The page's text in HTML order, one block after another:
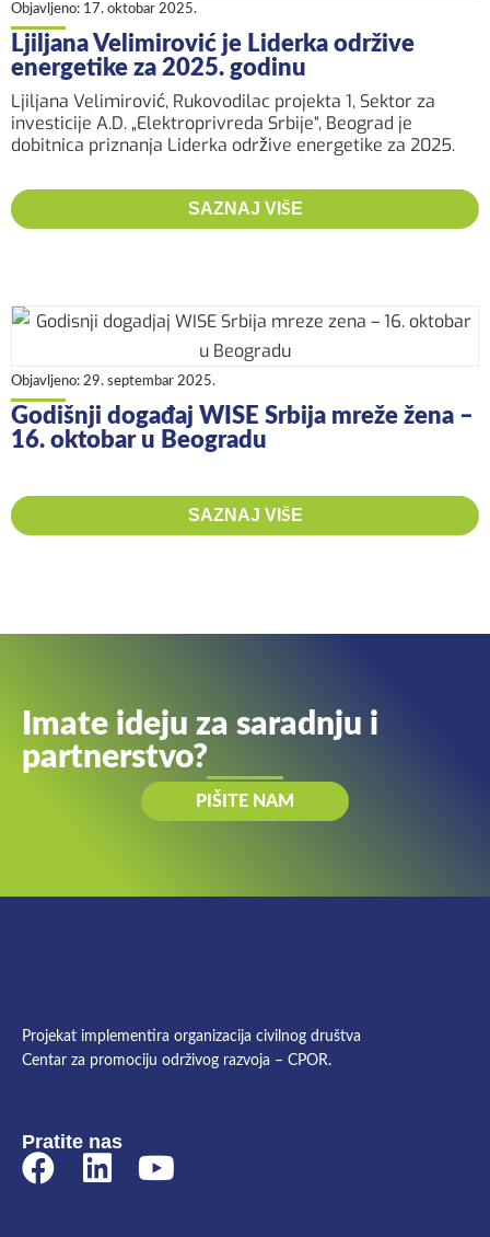
Objavljeno: 17. oktobar 2025.
Ljiljana Velimirović je Liderka održive
energetike za 2025. godinu
Ljiljana Velimirović, Rukovodilac projekta 1, Sektor za
investicije A.D. „Elektroprivreda Srbije“, Beograd je
dobitnica priznanja Liderka održive energetike za 2025.
SAZNAJ VIŠE
Objavljeno: 29. septembar 2025.
Godišnji događaj WISE Srbija mreže žena –
16. oktobar u Beogradu
SAZNAJ VIŠE
Imate ideju za saradnju i
partnerstvo?
PIŠITE NAM
Projekat implementira organizacija civilnog društva
Centar za promociju održivog razvoja – CPOR.
Pratite nas